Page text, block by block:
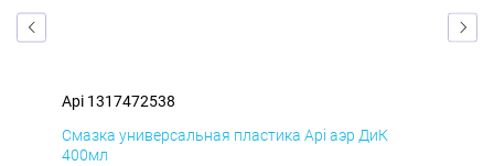
Api 1317472538
Смазка универсальная пластика Api аэр ДиК
400мл